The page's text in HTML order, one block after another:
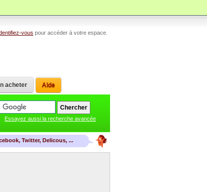
vous pour accéder à votre espace.
acheter Aide
Essayez aussi la recherche avancée
Twitter, Delicous, ...